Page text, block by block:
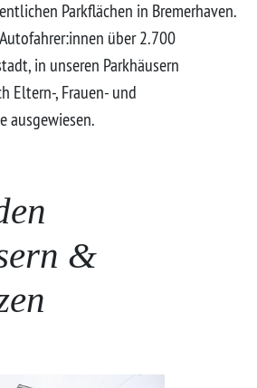
Parkflächen in Bremerhaven.
über 2.700
in unseren Parkhäusern
Eltern-, Frauen- und
ausgewiesen.
&